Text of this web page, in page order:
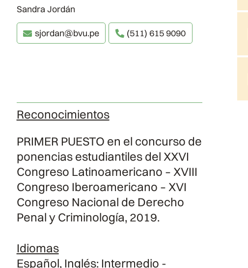
Sandra Jordán
sjordan@bvu.pe (511) 615 9090
Reconocimientos
PRIMER PUESTO en el concurso de
ponencias estudiantiles del XXVI
Congreso Latinoamericano – XVIII
Congreso Iberoamericano – XVI
Congreso Nacional de Derecho
Penal y Criminología, 2019.
Idiomas
Español, Inglés: Intermedio -